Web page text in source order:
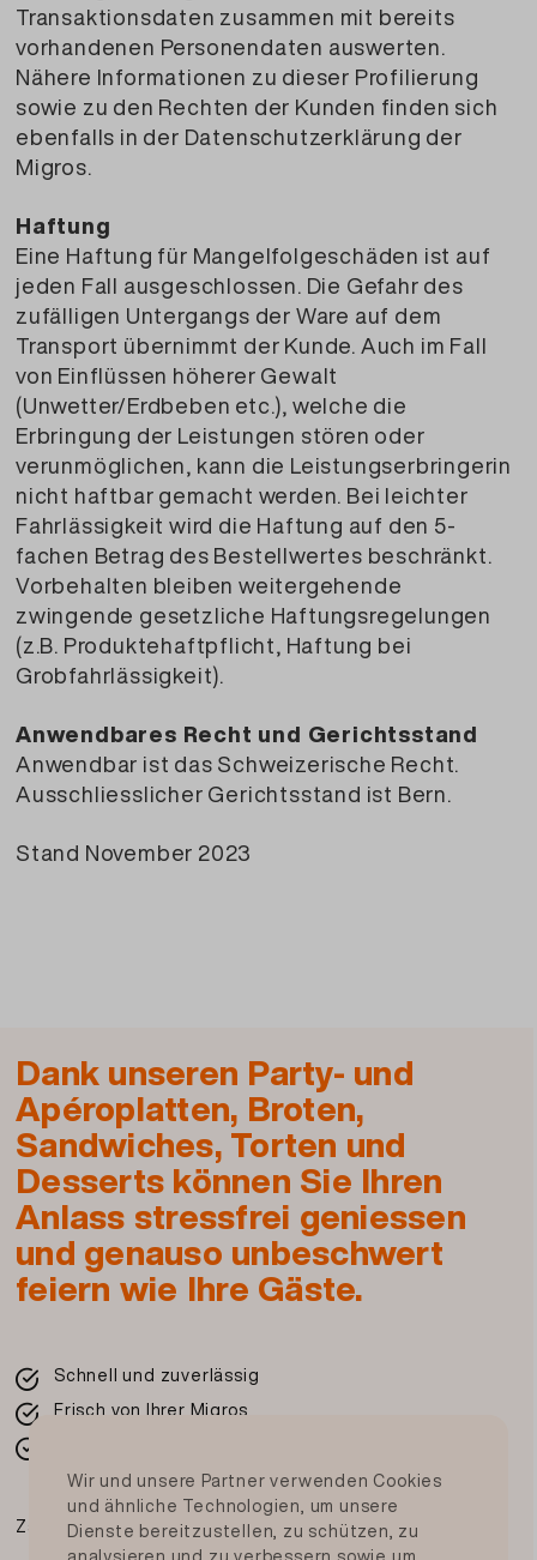
Transaktionsdaten zusammen mit bereits
vorhandenen Personendaten auswerten.
Nähere Informationen zu dieser Profilierung
sowie zu den Rechten der Kunden finden sich
ebenfalls in der Datenschutzerklärung der
Migros.
Haftung
Eine Haftung für Mangelfolgeschäden ist auf
jeden Fall ausgeschlossen. Die Gefahr des
zufälligen Untergangs der Ware auf dem
Transport übernimmt der Kunde. Auch im Fall
von Einflüssen höherer Gewalt
(Unwetter/Erdbeben etc.), welche die
Erbringung der Leistungen stören oder
verunmöglichen, kann die Leistungserbringerin
nicht haftbar gemacht werden. Bei leichter
Fahrlässigkeit wird die Haftung auf den 5-
fachen Betrag des Bestellwertes beschränkt.
Vorbehalten bleiben weitergehende
zwingende gesetzliche Haftungsregelungen
(z.B. Produktehaftpflicht, Haftung bei
Grobfahrlässigkeit).
Anwendbares Recht und Gerichtsstand
Anwendbar ist das Schweizerische Recht.
Ausschliesslicher Gerichtsstand ist Bern.
Stand November 2023
Dank unseren Party- und
Apéroplatten, Broten,
Sandwiches, Torten und
Desserts können Sie Ihren
Anlass stressfrei geniessen
und genauso unbeschwert
feiern wie Ihre Gäste.
Schnell und zuverlässig
Frisch von Ihrer Migros
Zahlungsmittel
Wir und unsere Partner verwenden Cookies
und ähnliche Technologien, um unsere
Dienste bereitzustellen, zu schützen, zu
analysieren und zu verbessern sowie um